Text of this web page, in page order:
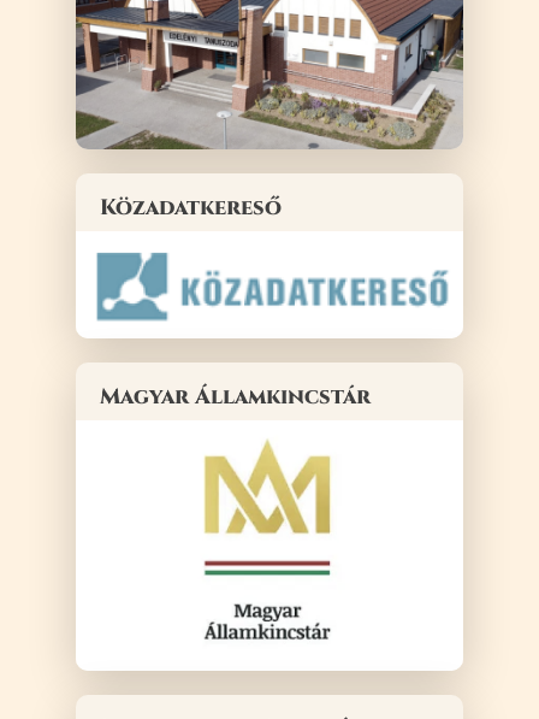
Közadatkereső
Magyar Államkincstár